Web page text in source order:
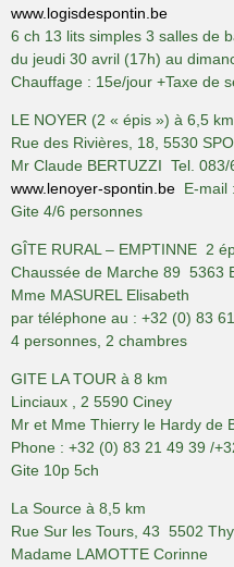
www.logisdespontin.be
6 ch 13 lits simples 3 salles de
du jeudi 30 avril (17h) au
Chauffage : 15e/jour +Taxe de
LE NOYER (2 « épis ») à 6,5 km
Rue des Rivières, 18, 5530
Mr Claude BERTUZZI Tel.
www.lenoyer-spontin.be E-mail
Gite 4/6 personnes
GÎTE RURAL – EMPTINNE 2
Chaussée de Marche 89 5363
Mme MASUREL Elisabeth
par téléphone au : +32 (0) 83
4 personnes, 2 chambres
GITE LA TOUR à 8 km
Linciaux , 2 5590 Ciney
Mr et Mme Thierry le Hardy de
Phone : +32 (0) 83 21 49 39 /
Gite 10p 5ch
La Source à 8,5 km
Rue Sur les Tours, 43 5502
Madame LAMOTTE Corinne